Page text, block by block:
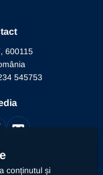
600115
545753
conținutul și